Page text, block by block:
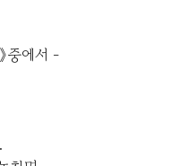
중에서 -